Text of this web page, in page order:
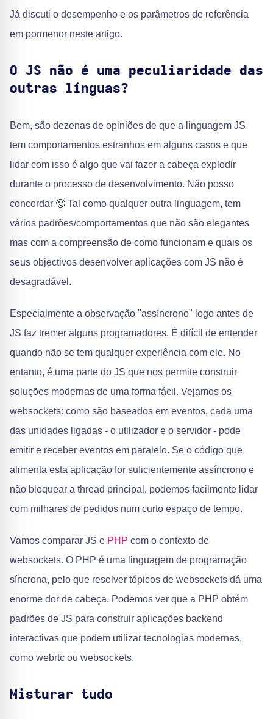
Já discuti o desempenho e os parâmetros de referência
em pormenor neste artigo.
O JS não é uma peculiaridade das
outras línguas?
Bem, são dezenas de opiniões de que a linguagem JS
tem comportamentos estranhos em alguns casos e que
lidar com isso é algo que vai fazer a cabeça explodir
durante o processo de desenvolvimento. Não posso
concordar 🙂 Tal como qualquer outra linguagem, tem
vários padrões/comportamentos que não são elegantes
mas com a compreensão de como funcionam e quais os
seus objectivos desenvolver aplicações com JS não é
desagradável.
Especialmente a observação "assíncrono" logo antes de
JS faz tremer alguns programadores. É difícil de entender
quando não se tem qualquer experiência com ele. No
entanto, é uma parte do JS que nos permite construir
soluções modernas de uma forma fácil. Vejamos os
websockets: como são baseados em eventos, cada uma
das unidades ligadas - o utilizador e o servidor - pode
emitir e receber eventos em paralelo. Se o código que
alimenta esta aplicação for suficientemente assíncrono e
não bloquear a thread principal, podemos facilmente lidar
com milhares de pedidos num curto espaço de tempo.
Vamos comparar JS e PHP com o contexto de
websockets. O PHP é uma linguagem de programação
síncrona, pelo que resolver tópicos de websockets dá uma
enorme dor de cabeça. Podemos ver que a PHP obtém
padrões de JS para construir aplicações backend
interactivas que podem utilizar tecnologias modernas,
como webrtc ou websockets.
Misturar tudo